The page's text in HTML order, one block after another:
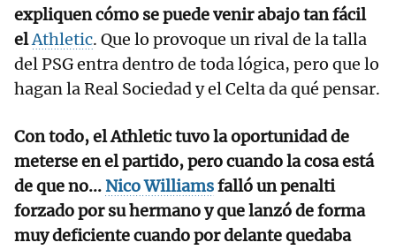
expliquen cómo se puede venir abajo tan fácil
elAthletic. Que lo provoque un rival de la talla
del PSG entra dentro de toda lógica, pero que lo
hagan la Real Sociedad y el Celta da qué pensar.
Con todo, el Athletic tuvo la oportunidad de
meterse en el partido, pero cuando la cosa está
de que no... Nico Williamsfalló un penalti
forzado por su hermano y que lanzó de forma
muy deficiente cuando por delante quedaba